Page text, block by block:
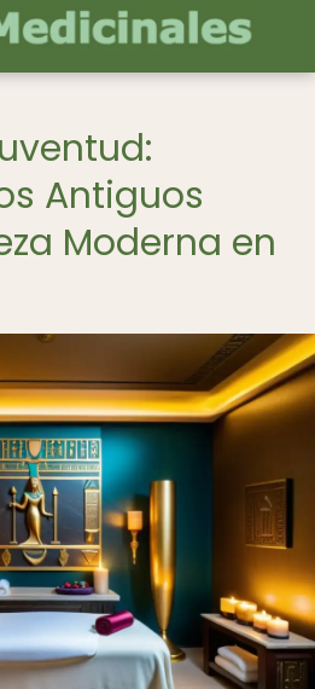
Antiguos
Moderna en